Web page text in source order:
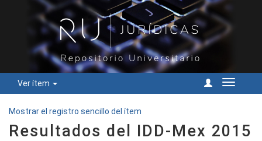
Ver ítem
Cambiar
Mostrar el registro sencillo del ítem
Resultados del IDD-Mex 2015